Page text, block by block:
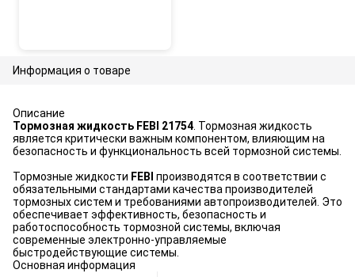
Информация о товаре
Описание
Тормозная жидкость FEBI 21754 . Тормозная жидкость
является критически важным компонентом, влияющим на
безопасность и функциональность всей тормозной системы.
Тормозные жидкости FEBI производятся в соответствии с
обязательными стандартами качества производителей
тормозных систем и требованиями автопроизводителей. Это
обеспечивает эффективность, безопасность и
работоспособность тормозной системы, включая
современные электронно-управляемые
быстродействующие системы.
Основная информация